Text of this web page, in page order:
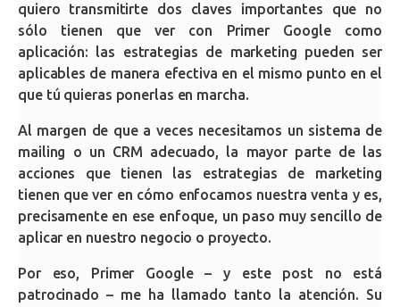
quiero transmitirte dos claves importantes que no
sólo tienen que ver con Primer Google como
aplicación: las estrategias de marketing pueden ser
aplicables de manera efectiva en el mismo punto en el
que tú quieras ponerlas en marcha.
Al margen de que a veces necesitamos un sistema de
mailing o un CRM adecuado, la mayor parte de las
acciones que tienen las estrategias de marketing
tienen que ver en cómo enfocamos nuestra venta y es,
precisamente en ese enfoque, un paso muy sencillo de
aplicar en nuestro negocio o proyecto.
Por eso, Primer Google – y este post no está
patrocinado – me ha llamado tanto la atención. Su